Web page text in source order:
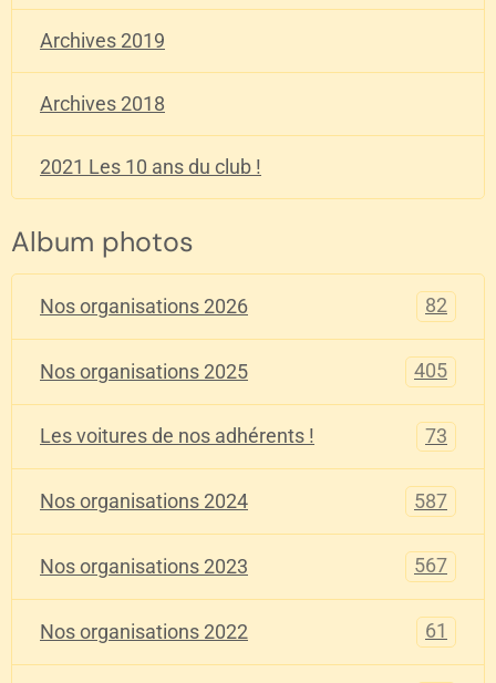
Archives 2019
Archives 2018
2021 Les 10 ans du club !
Album photos
Nos organisations 2026 82
Nos organisations 2025 405
Les voitures de nos adhérents ! 73
Nos organisations 2024 587
Nos organisations 2023 567
Nos organisations 2022 61